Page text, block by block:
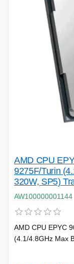
AMD CPU
9275F/Turin
320W, SP5)
AW100000001144
AMD CPU EPYC
(4.1/4.8GHz Max